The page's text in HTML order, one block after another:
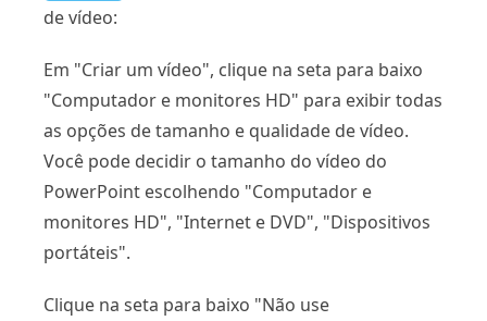
de vídeo:
Em "Criar um vídeo", clique na seta para baixo
"Computador e monitores HD" para exibir todas
as opções de tamanho e qualidade de vídeo.
Você pode decidir o tamanho do vídeo do
PowerPoint escolhendo "Computador e
monitores HD", "Internet e DVD", "Dispositivos
portáteis".
Clique na seta para baixo "Não use